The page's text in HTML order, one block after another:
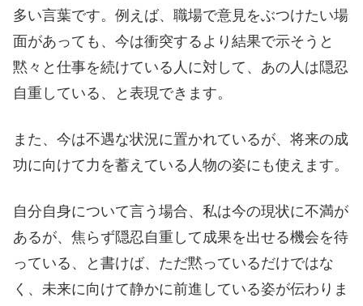
多い言葉です。例えば、職場で意見をぶつけたい場
面があっても、今は衝突するより結果で示そうと
黙々と仕事を続けている人に対して、あの人は隠忍
自重している、と表現できます。
また、今は不遇な状況に置かれているが、将来の成
功に向けて力を蓄えている人物の姿にも使えます。
自分自身について言う場合、私は今の現状に不満が
あるが、焦らず隠忍自重して成果を出せる機会を待
っている、と書けば、ただ黙っているだけではな
く、未来に向けて静かに前進している姿が伝わりま